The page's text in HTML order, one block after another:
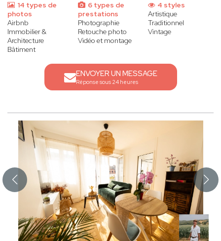
14 types de
photos
Airbnb
Immobilier &
Architecture
Bâtiment
6 types de
prestations
Photographie
Retouche photo
Vidéo et montage
4 styles
Artistique
Traditionnel
Vintage
ENVOYER UN MESSAGE
Réponse sous 24 heures